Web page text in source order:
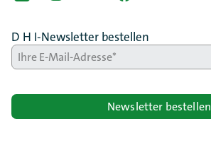
D H I-Newsletter bestellen
Newsletter bestellen